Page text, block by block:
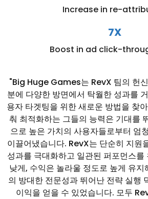
Increase in re-
7X
Boost in ad click-
"Big Huge Games는 RevX 팀의 헌
분에 다양한 방면에서 탁월한 성과를
용자 타겟팅을 위한 새로운 방법을 찾
춰 최적화하는 그들의 능력은 기대를
으로 높은 가치의 사용자들로부터 엄
이끌어냈습니다. RevX는 단순히 지원
성과를 극대화하고 일관된 퍼포먼스
낮게, 수익은 놀라울 정도로 높게 유지
의 방대한 전문성과 뛰어난 전략 실행
이익을 얻을 수 있었습니다. 모두